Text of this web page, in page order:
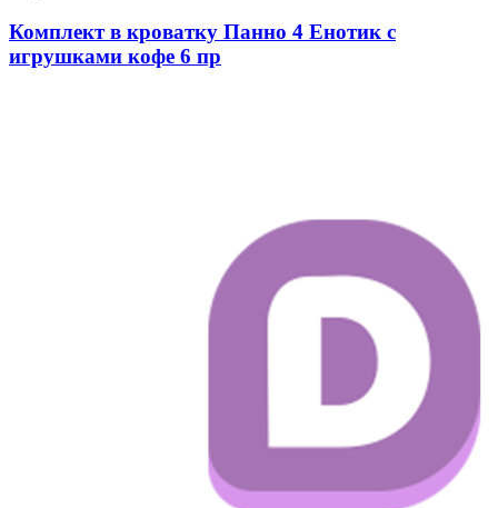
Комплект в кроватку Панно 4 Енотик с
игрушками кофе 6 пр